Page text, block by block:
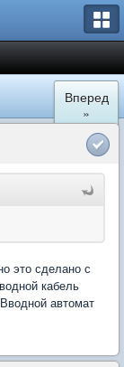
Вперед
»
это сделано с
кабель
автомат